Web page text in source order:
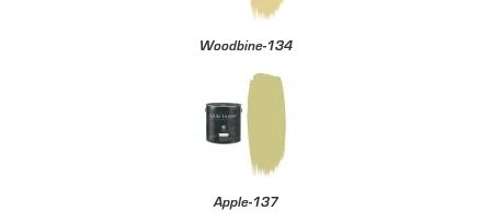
Woodbine-134
Apple-137